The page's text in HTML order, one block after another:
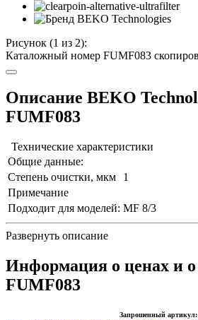
Рисунок (1 из 2):
Каталожный номер FUMF083
Описание BEKO
FUMF083
Технические характеристики
Общие данные:
Степень очистки, мкм
1
Примечание
Подходит для моделей: MF 8/3
Развернуть описание
Информация о ценах и
FUMF083
Запрошенный артикул: